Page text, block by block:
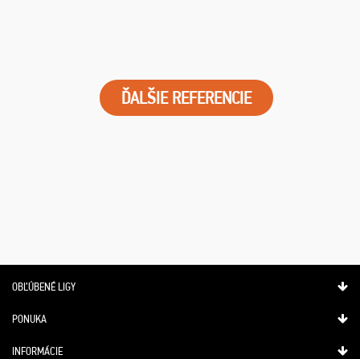
ĎALŠIE REFERENCIE
OBĽÚBENÉ LIGY
PONUKA
INFORMÁCIE